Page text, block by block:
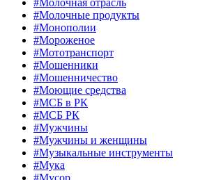
#Молочные продукты
#Монополии
#Мороженое
#Мототранспорт
#Мошенники
#Мошенничество
#Моющие средства
#МСБ в РК
#МСБ РК
#Мужчины
#Мужчины и женщины
#Музыкальные инструменты
#Мука
#Мусор